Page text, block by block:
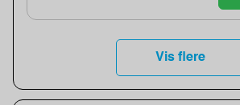
Vis flere